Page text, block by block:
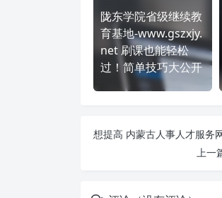
陇东学院省级继续教
育基地-www.gszxjy.
net 刷课也能轻松
过！简单技巧大公开
上一